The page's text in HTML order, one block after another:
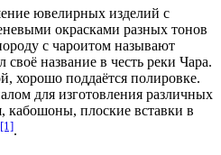
ювелирных изделий с
окрасками разных тонов
с чароитом называют
название в честь реки Чара.
хорошо поддаётся полировке.
для изготовления различных
кабошоны, плоские вставки в
[1].